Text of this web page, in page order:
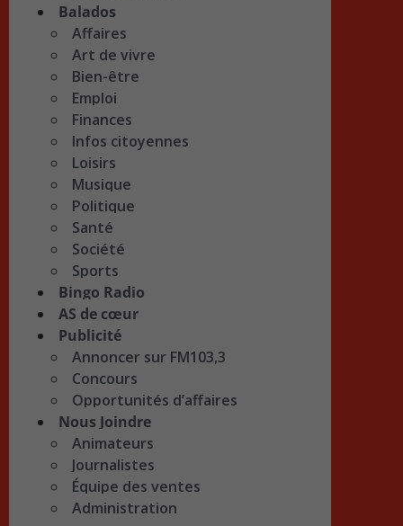
Balados
Affaires
Art de vivre
Bien-être
Emploi
Finances
Infos citoyennes
Loisirs
Musique
Politique
Santé
Société
Sports
Bingo Radio
AS de cœur
Publicité
Annoncer sur FM103,3
Concours
Opportunités d’affaires
Nous Joindre
Animateurs
Journalistes
Équipe des ventes
Administration